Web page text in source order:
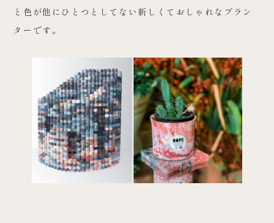
と色が他にひとつとしてない新しくておしゃれなプラン
ターです。